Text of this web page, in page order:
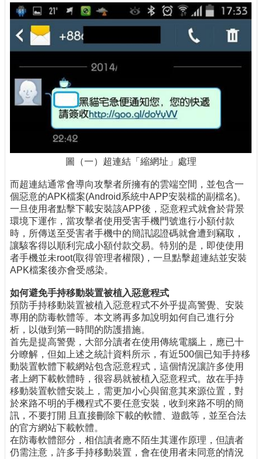
專
題
報
術
壇
圖（一）超連結「縮網址」處理
而超連結通常會導向攻擊者所擁有的雲端空間，並包含一
個惡意的APK檔案(Android系統中APP安裝檔的副檔名)。
一旦使用者點擊下載安裝該APP後，惡意程式就會於背景
環境下運作，當攻擊者使用受害手機門號進行小額付款
時，所傳送至受害者手機中的簡訊認證碼就會遭到竊取，
讓駭客得以順利完成小額付款交易。特別的是，即使使用
者手機並未root(取得管理者權限)，一旦點擊超連結並安裝
APK檔案後亦會受感染。
如何避免手持移動裝置被植入惡意程式
預防手持移動裝置被植入惡意程式不外乎提高警覺、安裝
專用的防毒軟體等。本文將再多加說明如何自己進行分
析，以做到第一時間的防護措施。
首先是提高警覺，大部分讀者在使用傳統電腦上，應已十
分瞭解，但如上述之統計資料所示，有近500個已知手持移
動裝置軟體下載網站包含惡意程式，這個情況讓許多使用
者上網下載軟體時，很容易就被植入惡意程式。故在手持
移動裝置軟體安裝上，需更加小心與留意其來源位置，對
於來路不明的手機程式不要任意安裝，收到來路不明的簡
訊，不要打開 且直接刪除下載的軟體、遊戲等，並至合法
的官方網站下載軟體。
在防毒軟體部分，相信讀者應不陌生其運作原理，但讀者
仍需注意，許多手持移動裝置，會在使用者未同意的情況